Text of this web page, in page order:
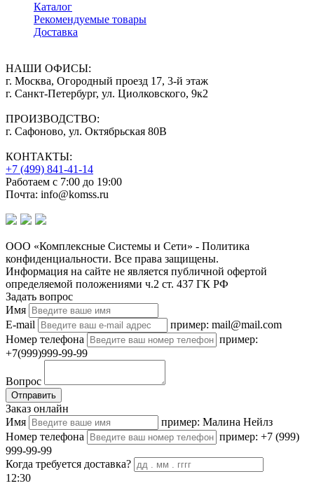
Каталог
Рекомендуемые товары
Доставка
НАШИ ОФИСЫ:
г. Москва, Огородный проезд 17, 3-й этаж
г. Санкт-Петербург, ул. Циолковского, 9к2
ПРОИЗВОДСТВО:
г. Сафоново, ул. Октябрьская 80В
КОНТАКТЫ:
+7 (499) 841-41-14
Работаем с 7:00 до 19:00
Почта: info@komss.ru
ООО «Комплексные Системы и Сети» - Политика
конфиденциальности. Все права защищены.
Информация на сайте не является публичной офертой
определяемой положениями ч.2 ст. 437 ГК РФ
Задать вопрос
Имя
E-mail
пример: mail@mail.com
Номер телефона
пример:
+7(999)999-99-99
Вопрос
Отправить
Заказ онлайн
Имя
пример: Малина Нейлз
Номер телефона
пример: +7 (999)
999-99-99
Когда требуется доставка?
12:30